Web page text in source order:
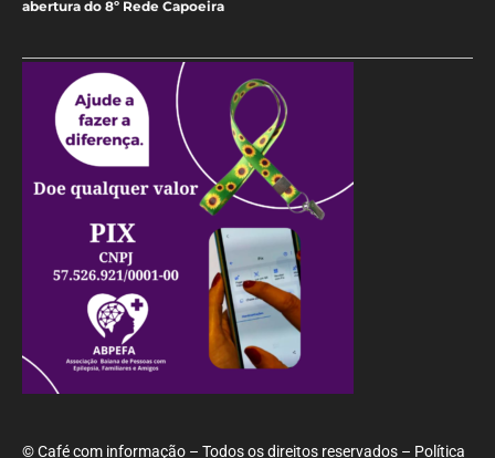
abertura do 8º Rede Capoeira
© Café com informação – Todos os direitos reservados – Política